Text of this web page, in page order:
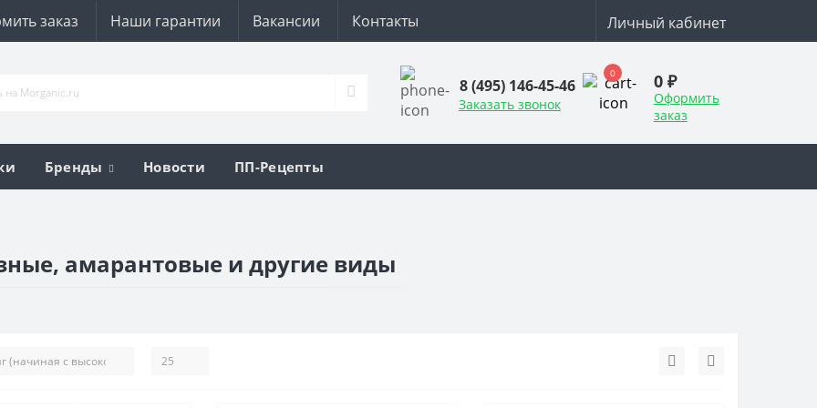
заказ Наши гарантии Вакансии Контакты Личный кабинет
8 (495) 146-45-46
Заказать звонок
0 0 ₽
Оформить
заказ
Бренды Новости ПП-Рецепты
амарантовые и другие виды